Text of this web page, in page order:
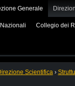
Generale
Collegio dei
Scientifica ›